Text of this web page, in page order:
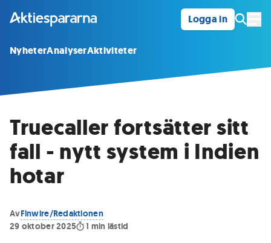
Logga in
NyheterAnalyserAktiviteter
Truecaller fortsätter sitt
fall - nytt system i Indien
hotar
AvFinwire/Redaktionen
29 oktober 2025
1 min lästid